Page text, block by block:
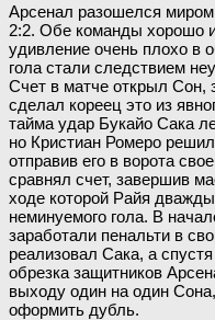
Арсенал разошелся
2:2. Обе команды хорошо и
удивление очень плохо в
гола стали следствием
Счет в матче открыл Сон,
сделал кореец это из
тайма удар Букайо Сака
но Кристиан Ромеро
отправив его в ворота
сравнял счет, завершив
ходе которой Райя
неминуемого гола. В
заработали пенальти в
реализовал Сака, а
обрезка защитников
выходу один на один
оформить дубль.